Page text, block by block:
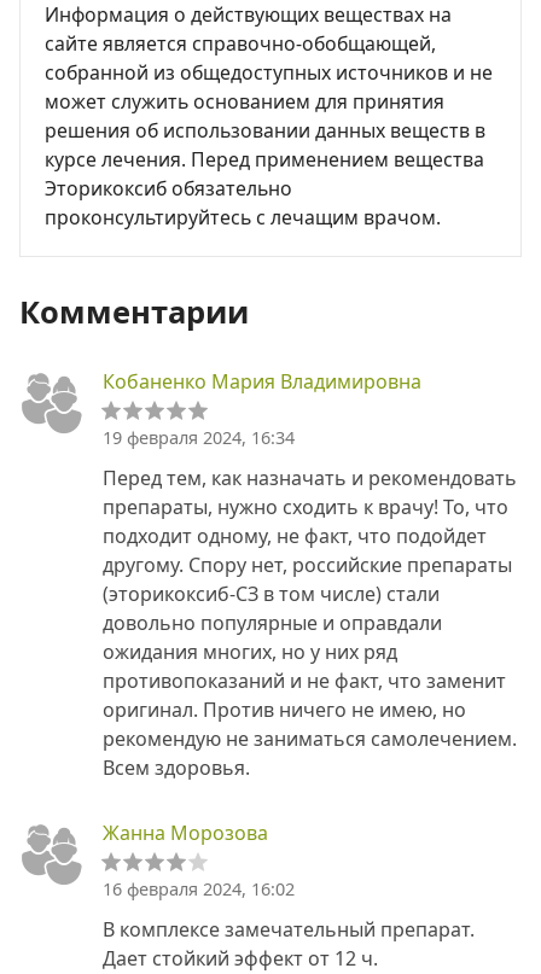
Информация о действующих веществах на
сайте является справочно-обобщающей,
собранной из общедоступных источников и не
может служить основанием для принятия
решения об использовании данных веществ в
курсе лечения. Перед применением вещества
Эторикоксиб обязательно
проконсультируйтесь с лечащим врачом.
Комментарии
Кобаненко Мария Владимировна
19 февраля 2024, 16:34
Перед тем, как назначать и рекомендовать
препараты, нужно сходить к врачу! То, что
подходит одному, не факт, что подойдет
другому. Спору нет, российские препараты
(эторикоксиб-СЗ в том числе) стали
довольно популярные и оправдали
ожидания многих, но у них ряд
противопоказаний и не факт, что заменит
оригинал. Против ничего не имею, но
рекомендую не заниматься самолечением.
Всем здоровья.
Жанна Морозова
16 февраля 2024, 16:02
В комплексе замечательный препарат.
Дает стойкий эффект от 12 ч.